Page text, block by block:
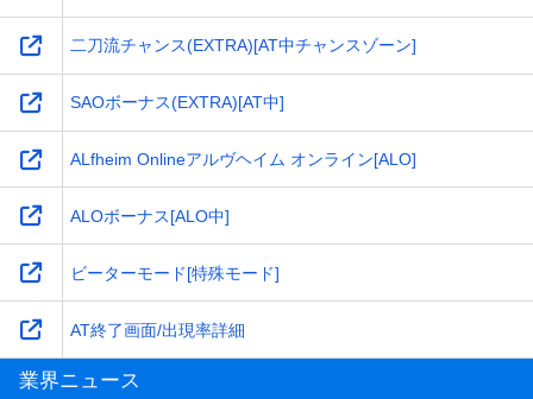
二刀流チャンス(EXTRA)[AT中チャンスゾーン]
SAOボーナス(EXTRA)[AT中]
ALfheim Onlineアルヴヘイム オンライン[ALO]
ALOボーナス[ALO中]
ビーターモード[特殊モード]
AT終了画面/出現率詳細
業界ニュース